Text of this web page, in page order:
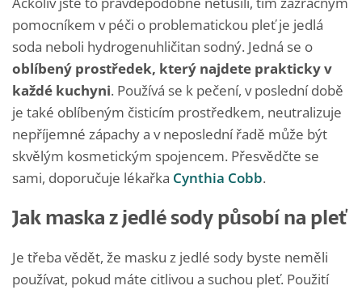
pomocníkem v péči o problematickou pleť je jedlá
soda neboli hydrogenuhličitan sodný. Jedná se o
oblíbený prostředek, který najdete prakticky v
každé kuchyni. Používá se k pečení, v poslední době
je také oblíbeným čisticím prostředkem, neutralizuje
nepříjemné zápachy a v neposlední řadě může být
skvělým kosmetickým spojencem. Přesvědčte se
sami, doporučuje lékařka Cynthia Cobb.
Jak maska z jedlé sody působí na pleť
Je třeba vědět, že masku z jedlé sody byste neměli
používat, pokud máte citlivou a suchou pleť. Použití